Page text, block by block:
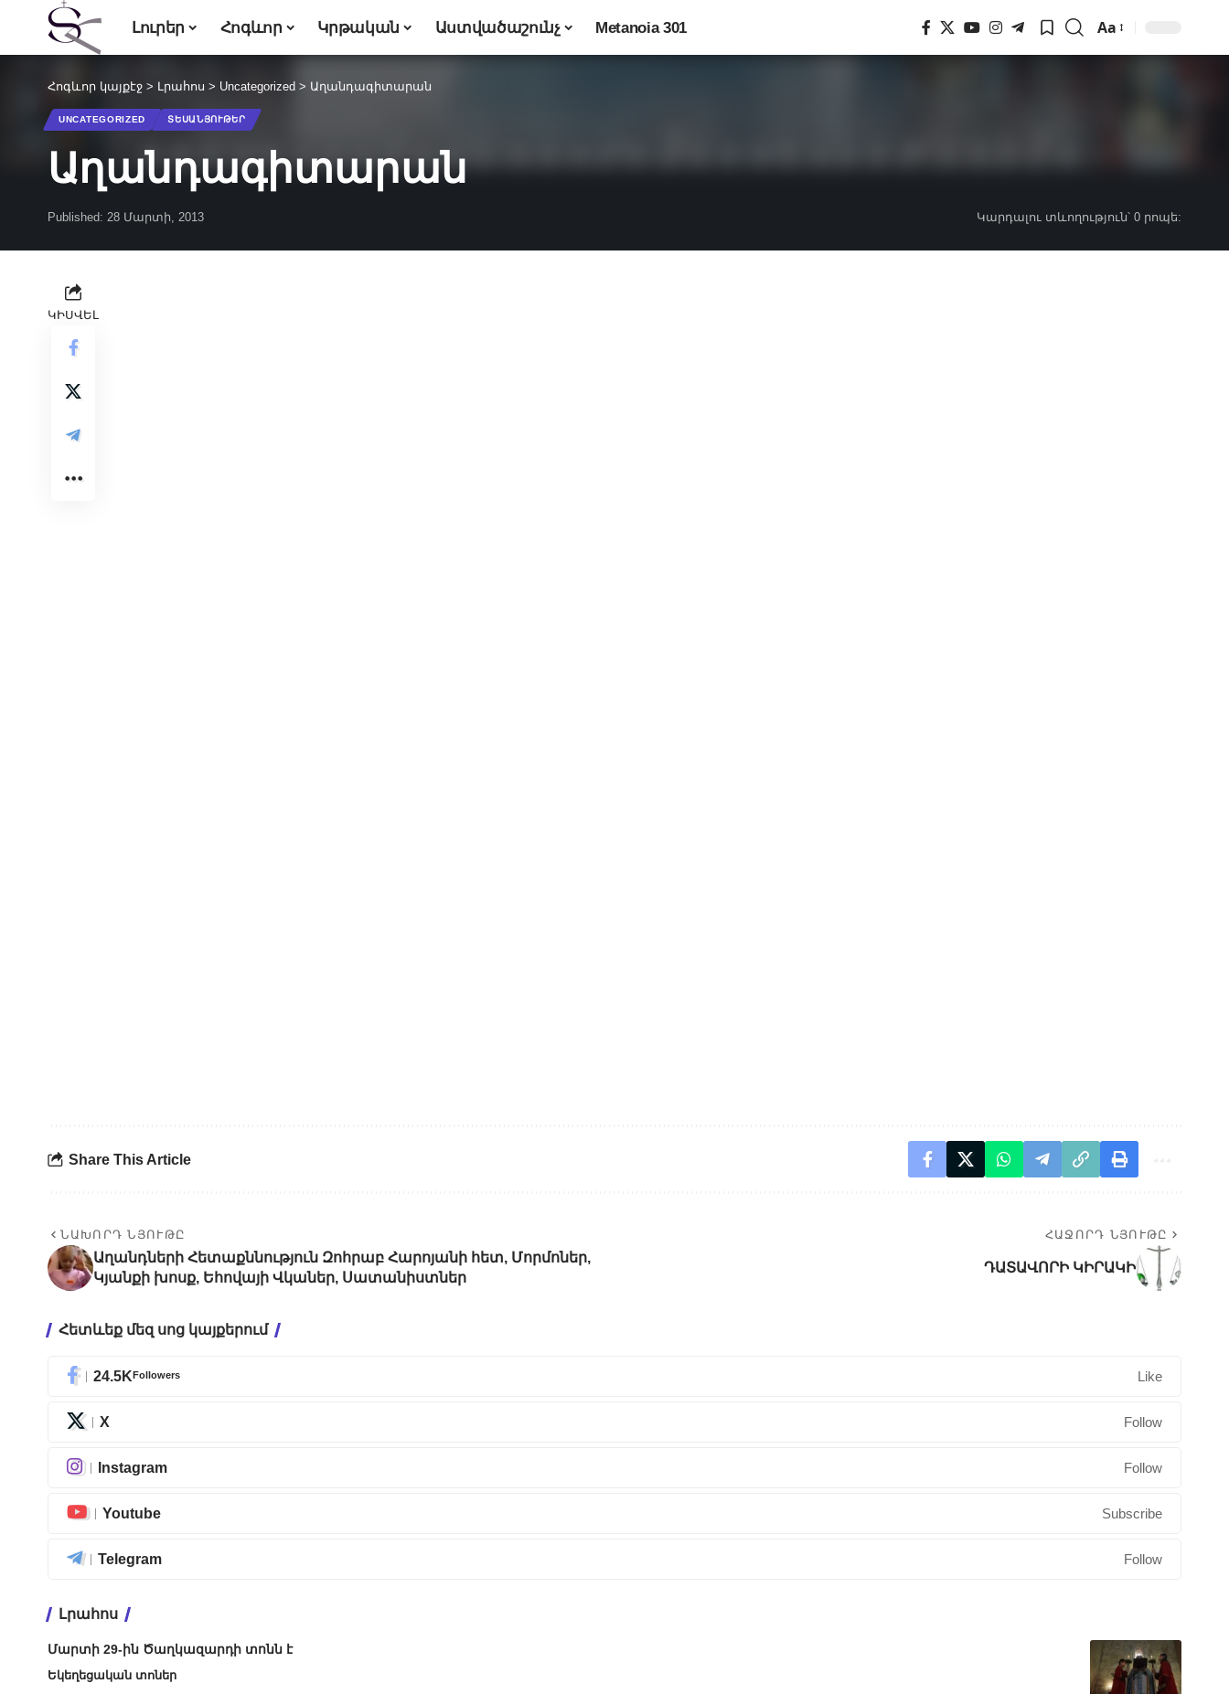
Լուրեր Հոգևոր Կրթական Աստվածաշունչ Metanoia 301
Font
Aa
Հոգևոր կայքէջ > Լրահոս > Uncategorized > Աղանդագիտարան
UNCATEGORIZED ՏԵՍԱՆՅՈՒԹԵՐ
Աղանդագիտարան
Published: 28 Մարտի, 2013 Կարդալու տևողություն՝ 0 րոպե:
ԿԻՍՎԵԼ
Share This Article
ՆԱԽՈՐԴ ՆՅՈՒԹԸ
Աղանդների Հետաքննություն Զոհրաբ Հարոյանի հետ, Մորմոներ,
Կյանքի խոսք, Եհովայի Վկաներ, Սատանիստներ
ՀԱՋՈՐԴ ՆՅՈՒԹԸ
ԴԱՏԱՎՈՐԻ ԿԻՐԱԿԻ
Հետևեք մեզ սոց կայքերում
24.5KFollowers Like
X Follow
Instagram Follow
Youtube Subscribe
Telegram Follow
Լրահոս
Մարտի 29-ին Ծաղկազարդի տոնն է
Եկեղեցական տոներ